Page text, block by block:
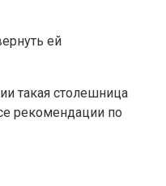
ей
такая столешница
рекомендации по